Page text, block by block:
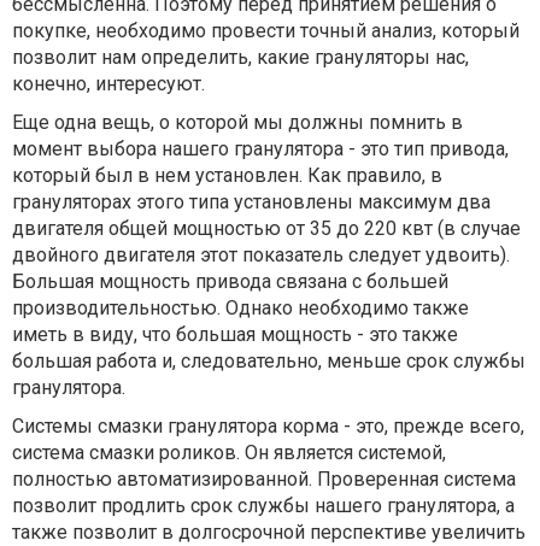
покупке, необходимо провести точный анализ, который
позволит нам определить, какие грануляторы нас,
конечно, интересуют.
Еще одна вещь, о которой мы должны помнить в
момент выбора нашего гранулятора - это тип привода,
который был в нем установлен. Как правило, в
грануляторах этого типа установлены максимум два
двигателя общей мощностью от 35 до 220 квт (в случае
двойного двигателя этот показатель следует удвоить).
Большая мощность привода связана с большей
производительностью. Однако необходимо также
иметь в виду, что большая мощность - это также
большая работа и, следовательно, меньше срок службы
гранулятора.
Системы смазки гранулятора корма - это, прежде всего,
система смазки роликов. Он является системой,
полностью автоматизированной. Проверенная система
позволит продлить срок службы нашего гранулятора, а
также позволит в долгосрочной перспективе увеличить